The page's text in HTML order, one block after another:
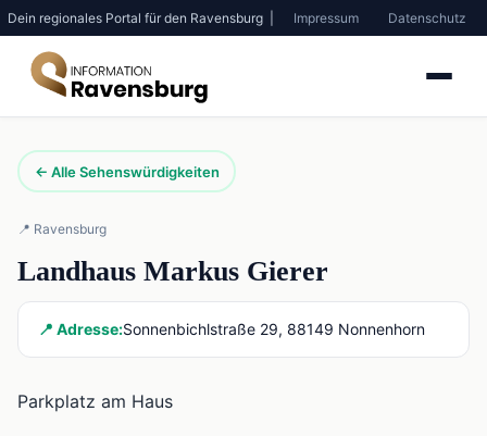
Dein regionales Portal für den Ravensburg | Impressum Datenschutz
← Alle Sehenswürdigkeiten
📍 Ravensburg
Landhaus Markus Gierer
📍 Adresse:Sonnenbichlstraße 29, 88149 Nonnenhorn
Parkplatz am Haus